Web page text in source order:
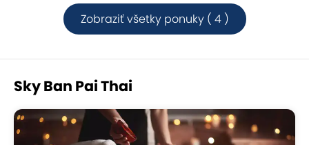
Zobraziť všetky ponuky ( 4 )
Sky Ban Pai Thai